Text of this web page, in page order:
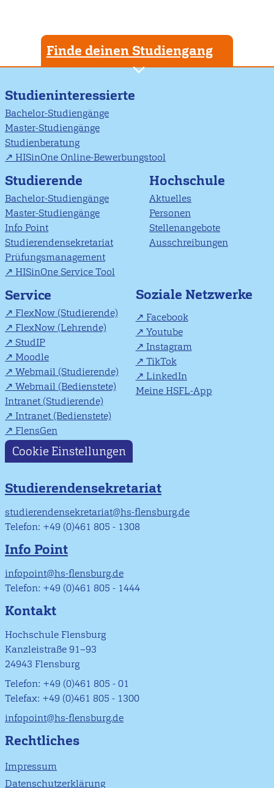
Finde deinen Studiengang
Studieninteressierte
Bachelor-Studiengänge
Master-Studiengänge
Studienberatung
HISinOne Online-Bewerbungstool
Studierende
Bachelor-Studiengänge
Master-Studiengänge
Info Point
Studierendensekretariat
Prüfungsmanagement
HISinOne Service Tool
Hochschule
Aktuelles
Personen
Stellenangebote
Ausschreibungen
Service
FlexNow (Studierende)
FlexNow (Lehrende)
StudIP
Moodle
Webmail (Studierende)
Webmail (Bedienstete)
Intranet (Studierende)
Intranet (Bedienstete)
FlensGen
Soziale Netzwerke
Facebook
Youtube
Instagram
TikTok
LinkedIn
Meine HSFL-App
Cookie Einstellungen
Studierendensekretariat
studierendensekretariat@hs-flensburg.de
Telefon: +49 (0)461 805 - 1308
Info Point
infopoint@hs-flensburg.de
Telefon: +49 (0)461 805 - 1444
Kontakt
Hochschule Flensburg
Kanzleistraße 91–93
24943 Flensburg
Telefon: +49 (0)461 805 - 01
Telefax: +49 (0)461 805 - 1300
infopoint@hs-flensburg.de
Rechtliches
Impressum
Datenschutzerklärung